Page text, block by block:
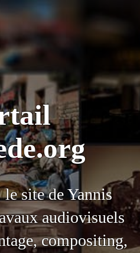
site deYannis
audiovisuels
compositing,